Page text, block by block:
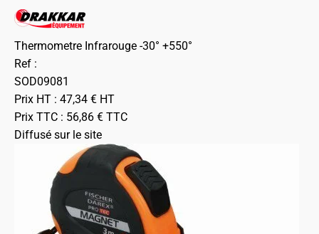
Thermometre Infrarouge -30° +550°
Ref :
SOD09081
Prix HT : 47,34 € HT
Prix TTC : 56,86 € TTC
Diffusé sur le site